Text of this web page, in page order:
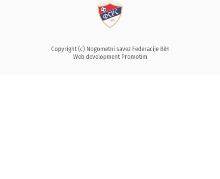
Copyright (c) Nogometni savez Federacije BiH
Web development Promotim